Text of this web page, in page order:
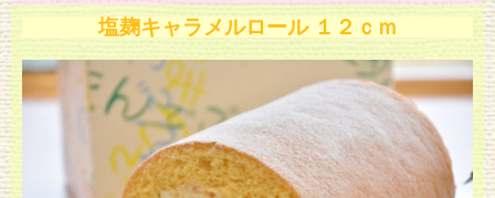
塩麹キャラメルロール １２ｃｍ